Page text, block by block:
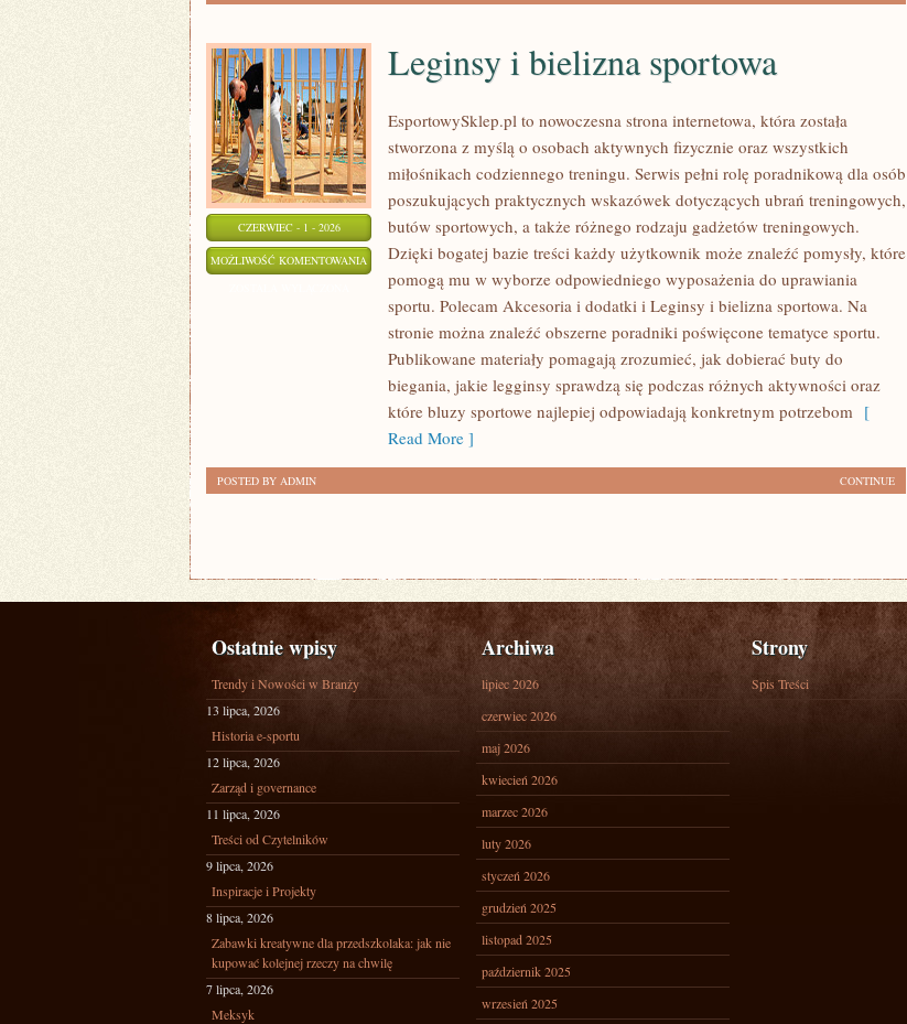
CZERWIEC - 1 - 2026
MOŻLIWOŚĆ KOMENTOWANIA LEGINSY
BIELIZNA
SPORTOWA
Leginsy i bielizna sportowa
EsportowySklep.pl to nowoczesna strona internetowa, która została
stworzona z myślą o osobach aktywnych fizycznie oraz wszystkich
miłośnikach codziennego treningu. Serwis pełni rolę poradnikową dla osób
poszukujących praktycznych wskazówek dotyczących ubrań treningowych,
butów sportowych, a także różnego rodzaju gadżetów treningowych.
Dzięki bogatej bazie treści każdy użytkownik może znaleźć pomysły, które
pomogą mu w wyborze odpowiedniego wyposażenia do uprawiania
sportu. Polecam Akcesoria i dodatki i Leginsy i bielizna sportowa. Na
stronie można znaleźć obszerne poradniki poświęcone tematyce sportu.
Publikowane materiały pomagają zrozumieć, jak dobierać buty do
biegania, jakie legginsy sprawdzą się podczas różnych aktywności oraz
które bluzy sportowe najlepiej odpowiadają konkretnym potrzebom [
Read More ]
CONTINUE
POSTED BY ADMIN
Ostatnie wpisy
Trendy i Nowości w Branży
13 lipca, 2026
Historia e-sportu
12 lipca, 2026
Zarząd i governance
11 lipca, 2026
Treści od Czytelników
9 lipca, 2026
Inspiracje i Projekty
8 lipca, 2026
Zabawki kreatywne dla przedszkolaka: jak nie
kupować kolejnej rzeczy na chwilę
7 lipca, 2026
Meksyk
Archiwa
lipiec 2026
czerwiec 2026
maj 2026
kwiecień 2026
marzec 2026
luty 2026
styczeń 2026
grudzień 2025
listopad 2025
październik 2025
wrzesień 2025
Strony
Spis Treści